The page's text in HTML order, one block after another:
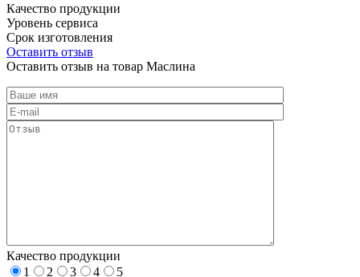
Качество продукции
Уровень сервиса
Срок изготовления
Оставить отзыв
Оставить отзыв на товар Маслина
Качество продукции
1
2 3 4
5